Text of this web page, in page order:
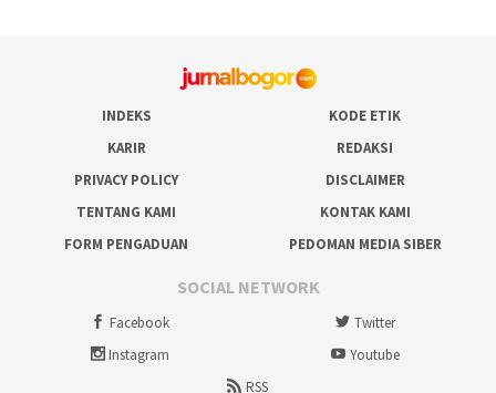
INDEKS
KODE ETIK
KARIR
REDAKSI
PRIVACY POLICY
DISCLAIMER
TENTANG KAMI
KONTAK KAMI
FORM PENGADUAN
PEDOMAN MEDIA SIBER
SOCIAL NETWORK
Facebook
Twitter
Instagram
Youtube
RSS